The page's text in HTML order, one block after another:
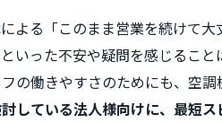
よる「このまま営業を続けて
いった不安や疑問を感じること
働きやすさのためにも、空調
している法人様向けに、最短